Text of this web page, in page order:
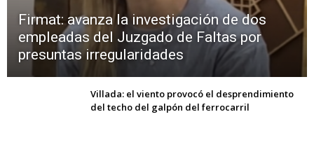
Firmat: avanza la investigación de dos
empleadas del Juzgado de Faltas por
presuntas irregularidades
Villada: el viento provocó el desprendimiento
del techo del galpón del ferrocarril